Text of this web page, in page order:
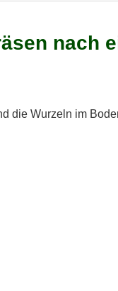
nach
die Wurzeln im